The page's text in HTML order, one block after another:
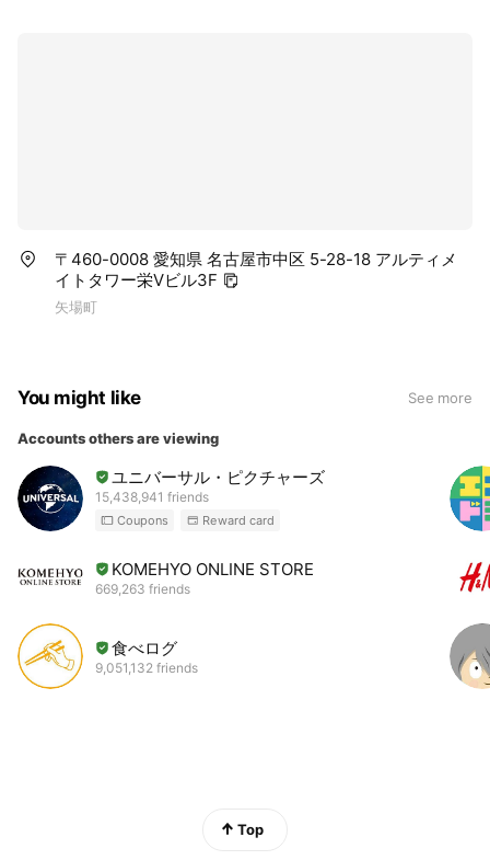
〒460-0008 愛知県 名古屋市中区 5-28-18 アルティメ
イトタワー栄Vビル3F
矢場町
You might like See more
Accounts others are viewing
ユニバーサル・ピクチャーズ
15,438,941 friends
Coupons Reward card
KOMEHYO ONLINE STORE
669,263 friends
食べログ
9,051,132 friends
Top